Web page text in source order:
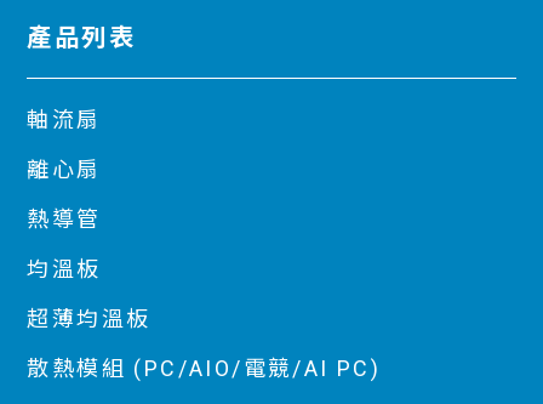
產品列表
軸流扇
離心扇
熱導管
均溫板
超薄均溫板
散熱模組 (PC/AIO/電競/AI PC)